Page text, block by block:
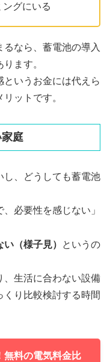
グにいる
なら、蓄電池の導入
ます。
いうお金には代えら
ットです。
庭
し、どうしても蓄電池
必要性を感じない」
（様子見）
というの
、生活に合わない設備
くり比較検討する時間
無料の電気料金比